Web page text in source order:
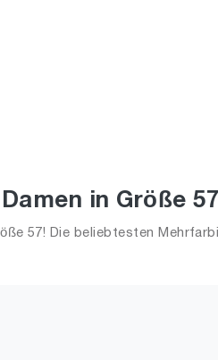
in Größe 57
57! Die beliebtesten